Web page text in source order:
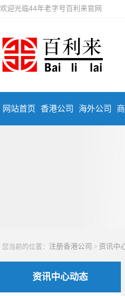
欢迎光临44年老字号百利来官网
网站首页 香港公司 海外公司
您当前的位置： 注册香港公司 > 资讯中
资讯中心动态